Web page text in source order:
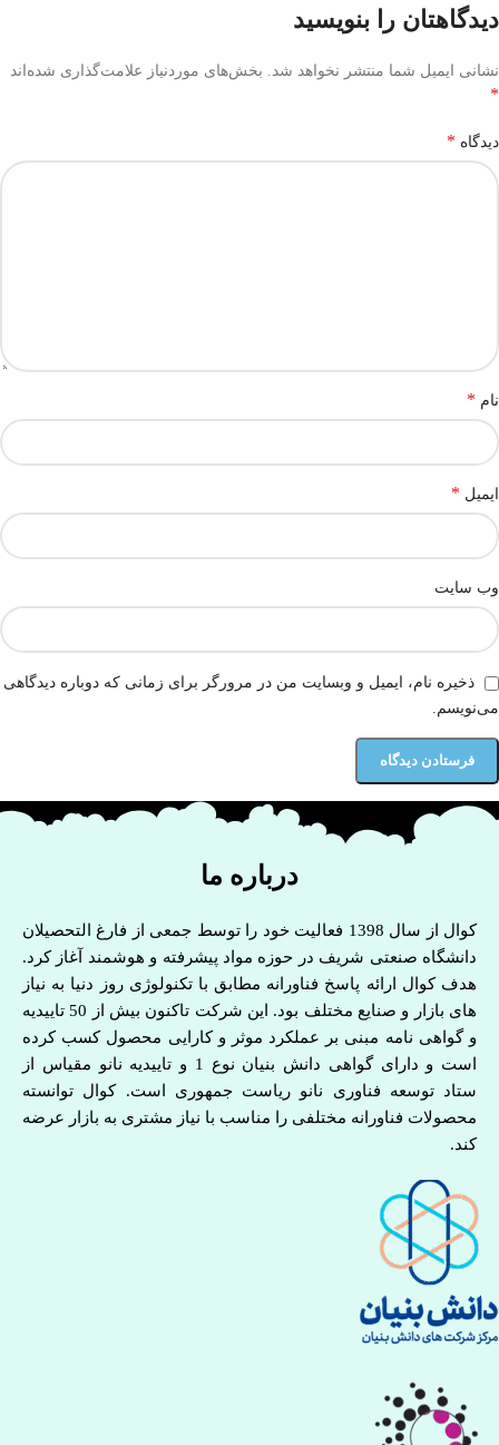
دیدگاهتان را بنویسید
نشانی ایمیل شما منتشر نخواهد شد. بخش‌های موردنیاز علامت‌گذاری شده‌اند
*
دیدگاه *
نام *
ایمیل *
وب‌ سایت
ذخیره نام، ایمیل و وبسایت من در مرورگر برای زمانی که دوباره دیدگاهی
می‌نویسم.
درباره ما
کوال از سال 1398 فعالیت خود را توسط جمعی از فارغ التحصیلان
دانشگاه صنعتی شریف در حوزه مواد پیشرفته و هوشمند آغاز کرد.
هدف کوال ارائه پاسخ فناورانه مطابق با تکنولوژی روز دنیا به نیاز
های بازار و صنایع مختلف بود. این شرکت تاکنون بیش از 50 تاییدیه
و گواهی نامه مبنی بر عملکرد موثر و کارایی محصول کسب کرده
است و دارای گواهی دانش بنیان نوع 1 و تاییدیه نانو مقیاس از
ستاد توسعه فناوری نانو ریاست جمهوری است. کوال توانسته
محصولات فناورانه مختلفی را مناسب با نیاز مشتری به بازار عرضه
کند.